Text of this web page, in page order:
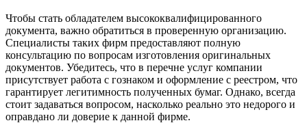
Чтобы стать обладателем высококвалифицированного
документа, важно обратиться в проверенную организацию.
Специалисты таких фирм предоставляют полную
консультацию по вопросам изготовления оригинальных
документов. Убедитесь, что в перечне услуг компании
присутствует работа с гознаком и оформление с реестром, что
гарантирует легитимность полученных бумаг. Однако, всегда
стоит задаваться вопросом, насколько реально это недорого и
оправдано ли доверие к данной фирме.